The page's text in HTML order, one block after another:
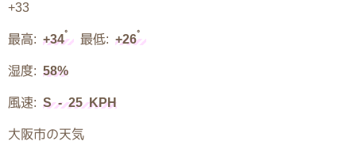
+33
最高: +34° 最低: +26°
湿度: 58%
風速: S - 25 KPH
大阪市の天気